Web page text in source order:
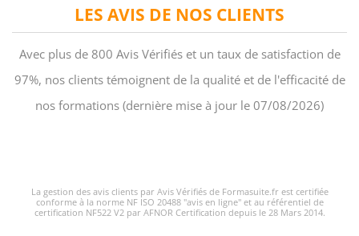
LES AVIS DE NOS CLIENTS
Avec plus de 800 Avis Vérifiés et un taux de satisfaction de
97%, nos clients témoignent de la qualité et de l'efficacité de
nos formations (dernière mise à jour le 07/08/2026)
La gestion des avis clients par Avis Vérifiés de Formasuite.fr est certifiée
conforme à la norme NF ISO 20488 "avis en ligne" et au référentiel de
certification NF522 V2 par AFNOR Certification depuis le 28 Mars 2014.